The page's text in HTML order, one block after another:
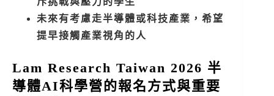
未來有考慮走半導體或科技產業，希望
提早接觸產業視角的人
Lam Research Taiwan 2026 半
導體AI科學營的報名方式與重要